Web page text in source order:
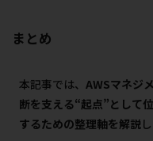
まとめ
本記事では、 AWSマネジ
断を支える“起点”として
するための整理軸を解説